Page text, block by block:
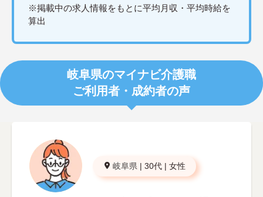
※掲載中の求人情報をもとに平均月収・平均時給を
算出
岐阜県のマイナビ介護職
ご利用者・成約者の声
岐阜県 | 30代 | 女性